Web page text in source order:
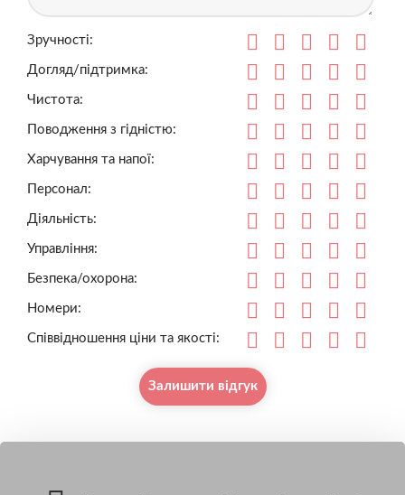
Зручності:
Догляд/підтримка:
Чистота:
Поводження з гідністю:
Харчування та напої:
Персонал:
Діяльність:
Управління:
Безпека/охорона:
Номери:
Співвідношення ціни та якості:
Залишити відгук